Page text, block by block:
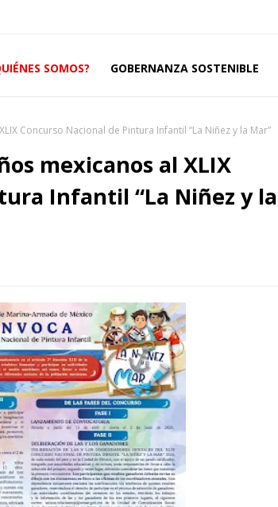
SOMOS? GOBERNANZA SOSTENIBLE
Concurso Nacional de Pintura Infantil “La Niñez y la Mar”
mexicanos al XLIX
Infantil “La Niñez y la